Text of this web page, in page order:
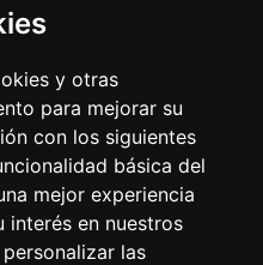
y otras
para mejorar su
con los siguientes
básica del
mejor experiencia
interés en nuestros
las
Emisoras Unidas